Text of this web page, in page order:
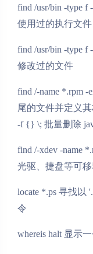
find /usr/bin -type f
使用过的执行文件
find /usr/bin -type
修改过的文件
find /-name *.rpm -
尾的文件并定义其
-f {} \; 批量删除
find /-xdev -name
光驱、捷盘等可
locate *.ps 寻找以
令
whereis halt 显示